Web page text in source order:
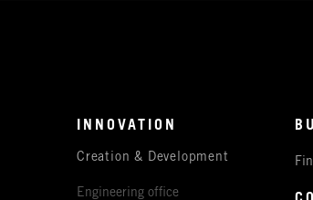
INNOVATION
Creation & Development
Engineering office